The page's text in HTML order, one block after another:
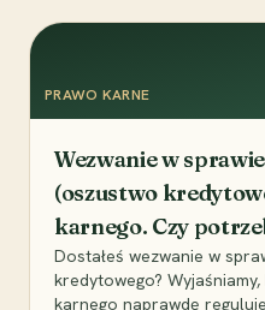
PRAWO KARNE
Wezwanie w
(oszustwo
karnego. Czy
Dostałeś wezwanie w
kredytowego?
karnego naprawdę